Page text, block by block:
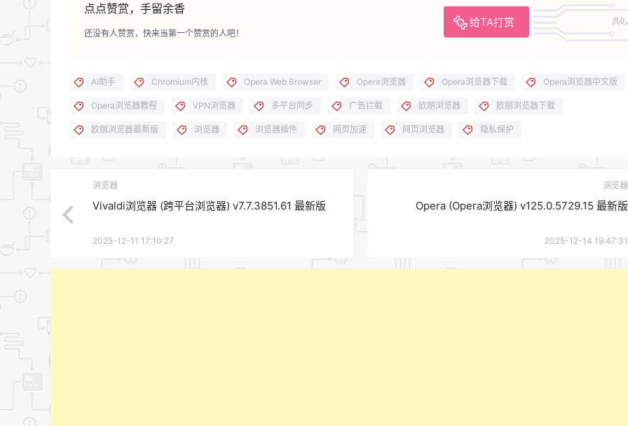
点点赞赏，手留余香
给TA打赏 共0
还没有人赞赏，快来当第一个赞赏的人吧！
AI助手 Chromium内核 Opera Web Browser Opera浏览器 Opera浏览器下载 Opera浏览器中文版
Opera浏览器教程 VPN浏览器 多平台同步 广告拦截 欧朋浏览器 欧朋浏览器下载
欧朋浏览器最新版 浏览器 浏览器插件 网页加速 网页浏览器 隐私保护
浏览器
Vivaldi浏览器 (跨平台浏览器) v7.7.3851.61 最新版
2025-12-11 17:10:27
浏览器
Opera (Opera浏览器) v125.0.5729.15 最新版
2025-12-14 19:47:31